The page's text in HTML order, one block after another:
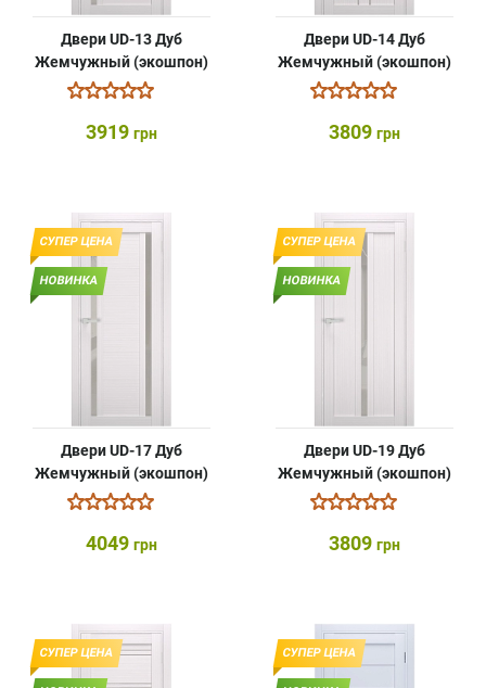
Двери UD-13 Дуб
Жемчужный (экошпон)
3919 грн
Двери UD-14 Дуб
Жемчужный (экошпон)
3809 грн
СУПЕР ЦЕНА
НОВИНКА
Двери UD-17 Дуб
Жемчужный (экошпон)
4049 грн
СУПЕР ЦЕНА
НОВИНКА
Двери UD-19 Дуб
Жемчужный (экошпон)
3809 грн
СУПЕР ЦЕНА СУПЕР ЦЕНА